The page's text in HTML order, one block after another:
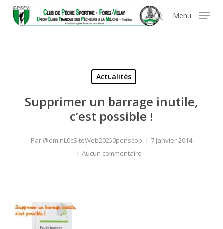
Panneau de gestion des cookies
search
Menu
Actualités
Supprimer un barrage inutile,
c’est possible !
Par @dminL0cSiteWeb20250penscop
7 janvier 2014
Aucun commentaire